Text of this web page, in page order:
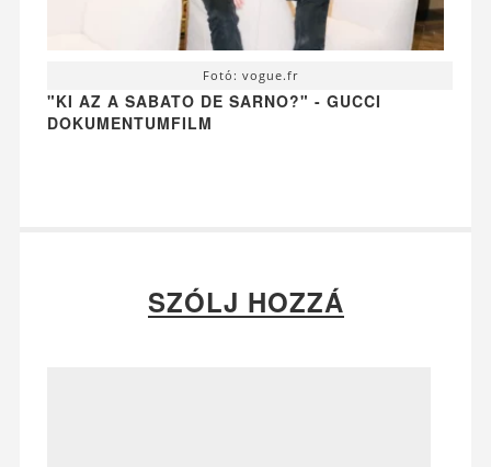
Fotó: vogue.fr
"KI AZ A SABATO DE SARNO?" - GUCCI
DOKUMENTUMFILM
SZÓLJ HOZZÁ